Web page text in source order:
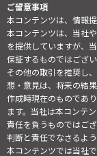
ご留意事項
本コンテンツは、情報
本コンテンツは、当社
を提供していますが、
保証するものではござ
その他の取引を推奨し
想・意見は、将来の結
作成時現在のものであ
ます。当社は本コンテ
責任を負うものではご
判断と責任でなさるよ
本コンテンツでは当社